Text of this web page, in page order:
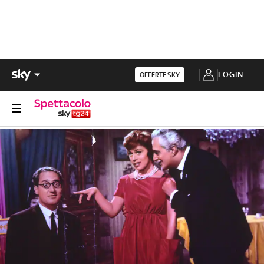
OFFERTE SKY LOGIN